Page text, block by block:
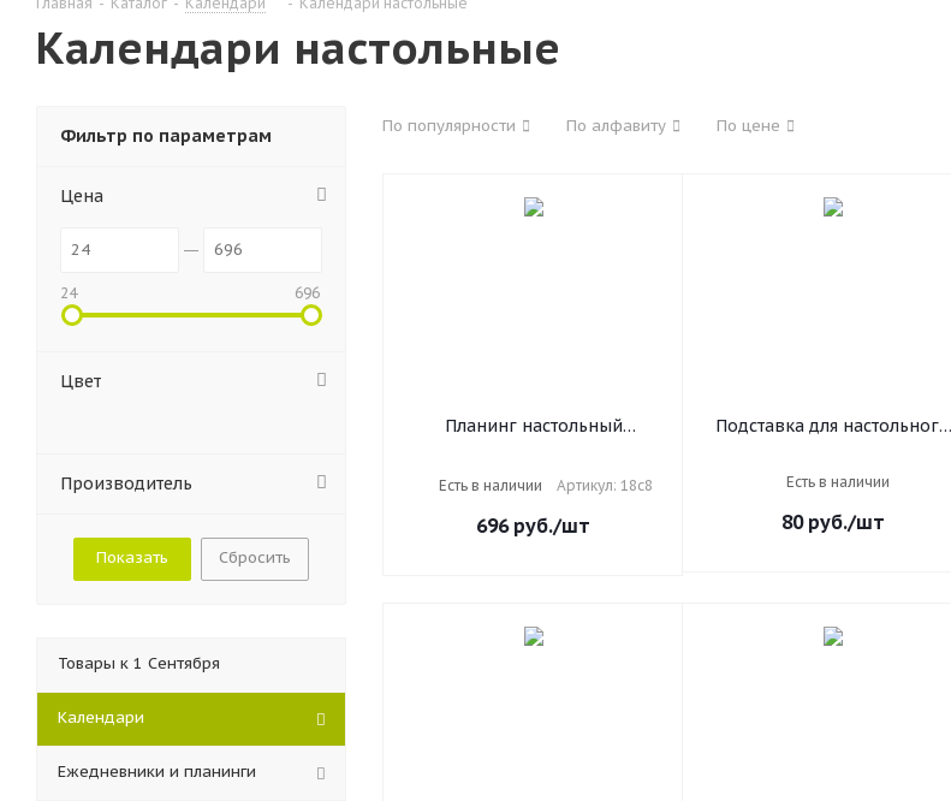
Календари настольные
По популярности По алфавиту По цене
Планинг настольный
гребень, 12 л., календарь на
4 года, 18с8
Есть в наличии Артикул: 18с8
696руб./шт
Подставка для настольного
цвет ассорти.
Есть в наличии
80руб./шт
Фильтр по параметрам
Цена
24 696
Цвет
Производитель
Сбросить
Товары к 1 Сентября
Календари
Ежедневники и планинги